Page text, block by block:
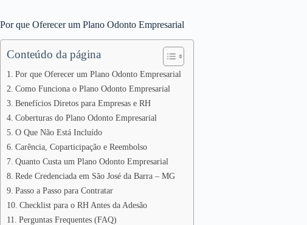
Por que Oferecer um Plano Odonto Empresarial
Conteúdo da página
Por que Oferecer um Plano Odonto Empresarial
Como Funciona o Plano Odonto Empresarial
Benefícios Diretos para Empresas e RH
Coberturas do Plano Odonto Empresarial
O Que Não Está Incluído
Carência, Coparticipação e Reembolso
Quanto Custa um Plano Odonto Empresarial
Rede Credenciada em São José da Barra – MG
Passo a Passo para Contratar
Checklist para o RH Antes da Adesão
Perguntas Frequentes (FAQ)